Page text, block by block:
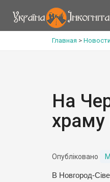
Главная > Новости
На
Опубліковано
В Новгород-